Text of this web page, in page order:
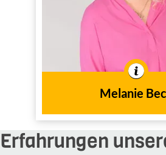
Melanie
Innendienst
In der Branche
2011
Erfahrungen